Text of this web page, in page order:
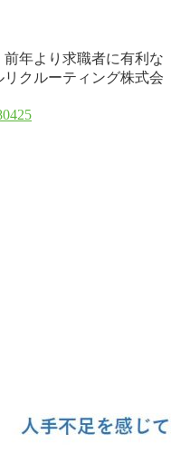
年より求職者に有利な
クルーティング株式会